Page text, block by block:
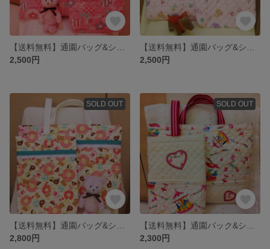
2,500円
2,500円
SOLD OUT
2,800円
SOLD OUT
2,300円